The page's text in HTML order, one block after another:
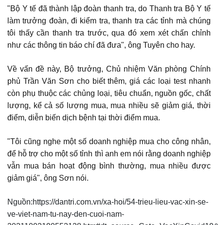
"Bộ Y tế đã thành lập đoàn thanh tra, do Thanh tra Bộ Y tế
làm trưởng đoàn, đi kiểm tra, thanh tra các tỉnh mà chúng
tôi thấy cần thanh tra trước, qua đó xem xét chấn chỉnh
như các thông tin báo chí đã đưa", ông Tuyên cho hay.
Về vấn đề này, Bộ trưởng, Chủ nhiệm Văn phòng Chính
phủ Trần Văn Sơn cho biết thêm, giá các loại test nhanh
còn phụ thuộc các chủng loại, tiêu chuẩn, nguồn gốc, chất
lượng, kể cả số lượng mua, mua nhiều sẽ giảm giá, thời
điểm, diễn biến dịch bệnh tại thời điểm mua.
"Tôi cũng nghe một số doanh nghiệp mua cho công nhân,
để hỗ trợ cho một số tỉnh thì anh em nói rằng doanh nghiệp
vẫn mua bán hoạt động bình thường, mua nhiều được
giảm giá", ông Sơn nói.
Nguồn:https://dantri.com.vn/xa-hoi/54-trieu-lieu-vac-xin-se-
ve-viet-nam-tu-nay-den-cuoi-nam-